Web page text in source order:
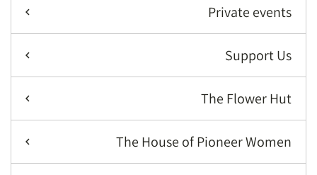
Private events
Support Us
The Flower Hut
The House of Pioneer Women